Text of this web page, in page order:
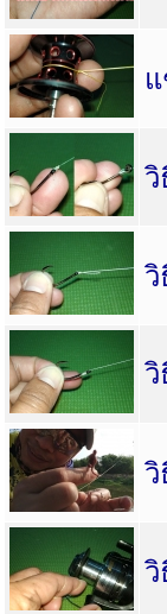
วิ
วิ
วิ
วิ